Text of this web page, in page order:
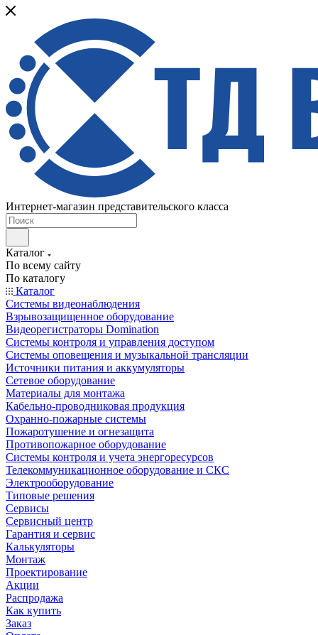
Интернет-магазин представительского класса
Каталог
По всему сайту
По каталогу
Каталог
Системы видеонаблюдения
Взрывозащищенное оборудование
Видеорегистраторы Domination
Системы контроля и управления доступом
Системы оповещения и музыкальной трансляции
Источники питания и аккумуляторы
Сетевое оборудование
Материалы для монтажа
Кабельно-проводниковая продукция
Охранно-пожарные системы
Пожаротушение и огнезащита
Противопожарное оборудование
Системы контроля и учета энергоресурсов
Телекоммуникационное оборудование и СКС
Электрооборудование
Типовые решения
Сервисы
Сервисный центр
Гарантия и сервис
Калькуляторы
Монтаж
Проектирование
Акции
Распродажа
Как купить
Заказ